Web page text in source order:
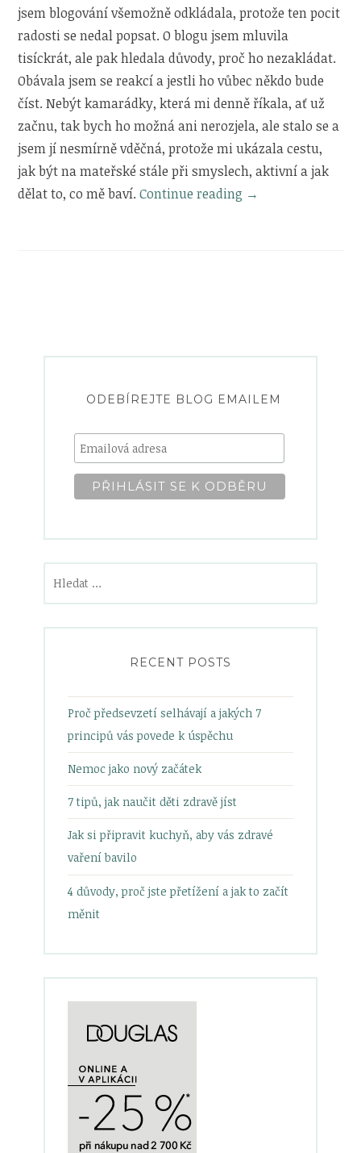
jsem blogování všemožně odkládala, protože ten pocit
radosti se nedal popsat. O blogu jsem mluvila
tisíckrát, ale pak hledala důvody, proč ho nezakládat.
Obávala jsem se reakcí a jestli ho vůbec někdo bude
číst. Nebýt kamarádky, která mi denně říkala, ať už
začnu, tak bych ho možná ani nerozjela, ale stalo se a
jsem jí nesmírně vděčná, protože mi ukázala cestu,
jak být na mateřské stále při smyslech, aktivní a jak
dělat to, co mě baví.Continue reading „Blog
→
ODEBÍREJTE BLOG EMAILEM
RECENT POSTS
Proč předsevzetí selhávají a jakých 7
principů vás povede k úspěchu
Nemoc jako nový začátek
7 tipů, jak naučit děti zdravě jíst
Jak si připravit kuchyň, aby vás zdravé
vaření bavilo
4 důvody, proč jste přetížení a jak to začít
měnit